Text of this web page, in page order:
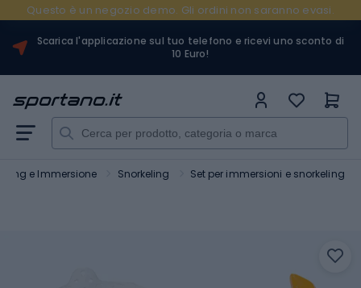
Questo è un negozio demo. Gli ordini non saranno evasi.
Scarica l'applicazione sul tuo telefono e ricevi uno sconto di
10 Euro!
e Immersione Snorkeling Set per immersioni e snorkeling